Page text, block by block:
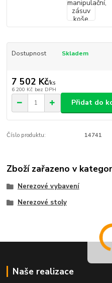
Dostupnost Skladem
7 502 Kč/ks
6 200 Kč bez DPH
Přidat do
Číslo produktu: 14741
Zboží zařazeno v
Nerezové vybavení
Nerezové stoly
Naše realizace